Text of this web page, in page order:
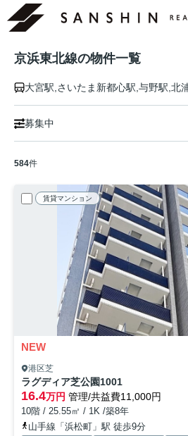
京浜東北線の物件一覧
募集中
584件
賃貸マンション
NEW
港区芝
ラグディア芝公園1001
16.4万円 管理/共益費11,000円
10階 / 25.55㎡ / 1K /築8年
山手線「浜松町」駅 徒歩9分